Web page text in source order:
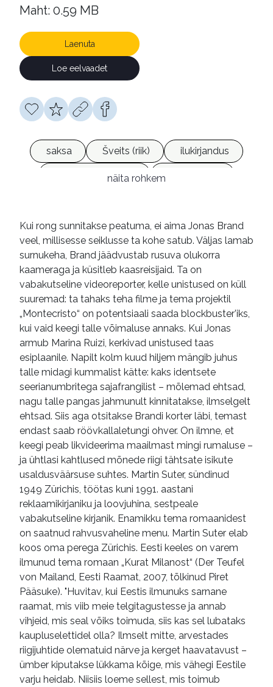
Maht: 0.59 MB
Laenuta
Loe eelvaadet
saksa Šveits (riik)
ilukirjandus
põnevusromaanidnäita rohkem
Kui rong sunnitakse peatuma, ei aima Jonas Brand
veel, millisesse seiklusse ta kohe satub. Väljas lamab
surnukeha, Brand jäädvustab rusuva olukorra
kaameraga ja küsitleb kaasreisijaid. Ta on
vabakutseline videoreporter, kelle unistused on küll
suuremad: ta tahaks teha filme ja tema projektil
„Montecristo“ on potentsiaali saada blockbuster’iks,
kui vaid keegi talle võimaluse annaks. Kui Jonas
armub Marina Ruizi, kerkivad unistused taas
esiplaanile. Napilt kolm kuud hiljem mängib juhus
talle midagi kummalist kätte: kaks identsete
seerianumbritega sajafrangilist – mõlemad ehtsad,
nagu talle pangas jahmunult kinnitatakse, ilmselgelt
ehtsad. Siis aga otsitakse Brandi korter läbi, temast
endast saab röövkallaletungi ohver. On ilmne, et
keegi peab likvideerima maailmast mingi rumaluse –
ja ühtlasi kahtlused mõnede riigi tähtsate isikute
usaldusväärsuse suhtes. Martin Suter, sündinud
1949 Zürichis, töötas kuni 1991. aastani
reklaamikirjaniku ja loovjuhina, sestpeale
vabakutseline kirjanik. Enamikku tema romaanidest
on saatnud rahvusvaheline menu. Martin Suter elab
koos oma perega Zürichis. Eesti keeles on varem
ilmunud tema romaan „Kurat Milanost“ (Der Teufel
von Mailand, Eesti Raamat, 2007, tõlkinud Piret
Pääsuke). "Huvitav, kui Eestis ilmunuks sarnane
raamat, mis viib meie telgitagustesse ja annab
vihjeid, mis seal võiks toimuda, siis kas sel lubataks
kaupluselettidel olla? Ilmselt mitte, arvestades
riigijuhtide olematuid närve ja kerget haavatavust –
ümber kiputakse lükkama kõige, mis vähegi Eestile
varju heidab. Niisiis loeme sellest, mis toimub